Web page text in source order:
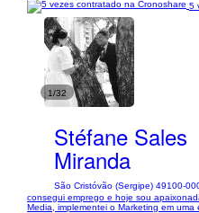
5
1/32
Stéfane Sales
Miranda
São Cristóvão (Sergipe) 49100-
consegui emprego e hoje sou
Media, implementei o Marketing em uma